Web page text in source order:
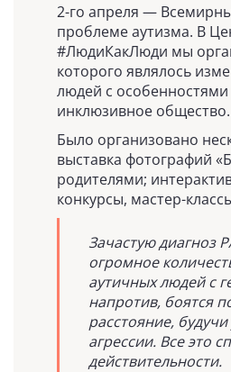
2-го апреля —
проблеме аутизма. В
#ЛюдиКакЛюди мы
которого являлось
людей с
инклюзивное общество.
Было организовано
выставка фотографий
родителями;
конкурсы, мастер-
Зачастую диагноз
огромное
аутичных людей с
напротив, боятся
расстояние,
агрессии. Все это
действительности.